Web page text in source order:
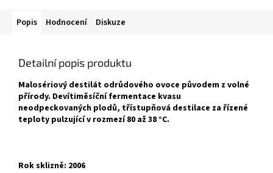
Popis Hodnocení Diskuze
Detailní popis produktu
Malosériový destilát odrůdového ovoce původem z volné
přírody. Devítiměsíční fermentace kvasu
neodpeckovaných plodů, třístupňová destilace za řízené
teploty pulzující v rozmezí 80 až 38 °C.
Rok sklizně: 2006